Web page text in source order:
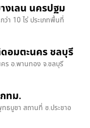
างเลน นครปฐม
ว่า 10 ไร่ ประเภทพื้นที่
ดอมตะนคร ชลบุรี
คร อ.พานทอง จ.ชลบุรี
ทม.
ทธบูชา สถานที่ ซ.ประชาอ